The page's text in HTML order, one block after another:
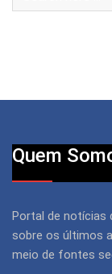
Quem
Portal de notícias
sobre os últimos
meio de fontes